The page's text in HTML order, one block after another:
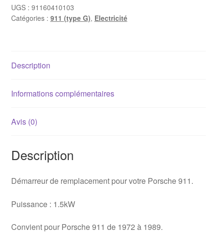
911
1972-
UGS : 91160410103
Catégories : 911 (type G), Electricité
Description
Informations complémentaires
Avis (0)
Description
Démarreur de remplacement pour votre Porsche 911.
Puissance : 1.5kW
Convient pour Porsche 911 de 1972 à 1989.